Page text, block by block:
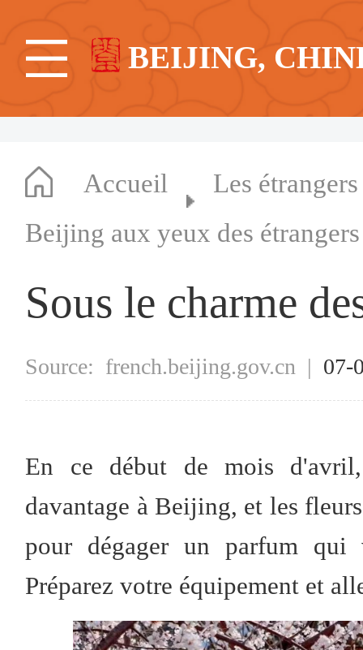
BEIJING,
Accueil
Les
Beijing aux yeux des étrangers
Sous le charme
Source: french.beijing.gov.cn | 07-
En ce début de mois
davantage à Beijing, et les
pour dégager un parfum qui
Préparez votre équipement et